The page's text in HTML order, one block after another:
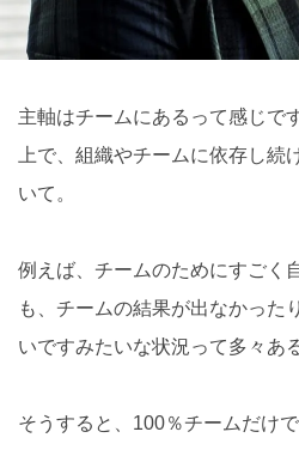
主軸はチームにあるって感じで
上で、組織やチームに依存し続
いて。
例えば、チームのためにすごく
も、チームの結果が出なかった
いですみたいな状況って多々あ
そうすると、100％チームだけ